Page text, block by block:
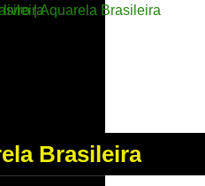
Brasileira